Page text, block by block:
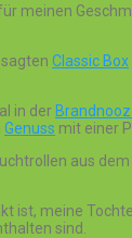
meinen
Classic Box
in der
Genuss mit einer
aus
meine
sind.